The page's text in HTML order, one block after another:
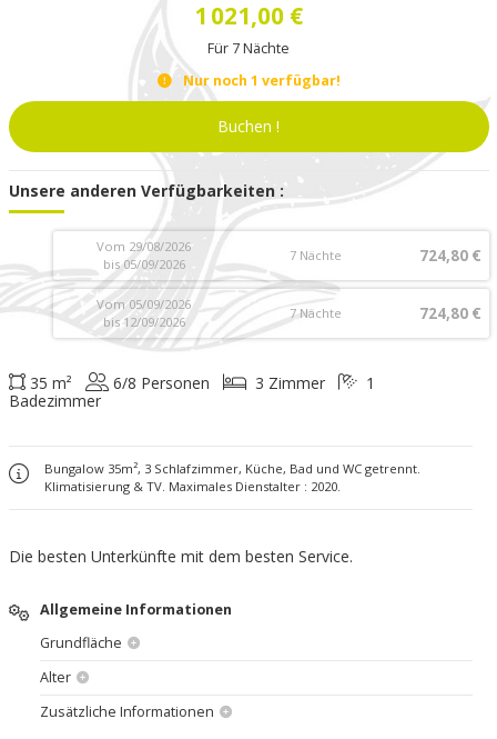
35 m² 6/8 Personen 3 Zimmer
1
Badezimmer
Bungalow 35m², 3 Schlafzimmer, Küche, Bad und WC getrennt.
Klimatisierung & TV. Maximales Dienstalter : 2020.
Die besten Unterkünfte mit dem besten Service.
Allgemeine Informationen
Grundfläche
Alter
Zusätzliche Informationen
1 021,00 €
Für 7Nächte
Nur noch 1 verfügbar!
Buchen !
Unsere anderen Verfügbarkeiten :
Vom 29/08/2026
bis 05/09/2026
7 Nächte 724,80 €
Vom 05/09/2026
bis 12/09/2026
7 Nächte 724,80 €